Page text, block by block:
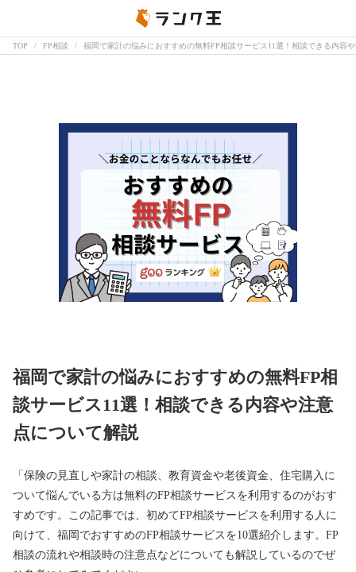
TOP FP相談 福岡で家計の悩みにおすすめの無料FP相談サービス11選！相談できる内容
福岡で家計の悩みにおすすめの無料FP相
談サービス11選！相談できる内容や注意
点について解説
「保険の見直しや家計の相談、教育資金や老後資金、住宅購入に
ついて悩んでいる方は無料のFP相談サービスを利用するのがおす
すめです。この記事では、初めてFP相談サービスを利用する人に
向けて、福岡でおすすめのFP相談サービスを10選紹介します。FP
相談の流れや相談時の注意点などについても解説しているのでぜ